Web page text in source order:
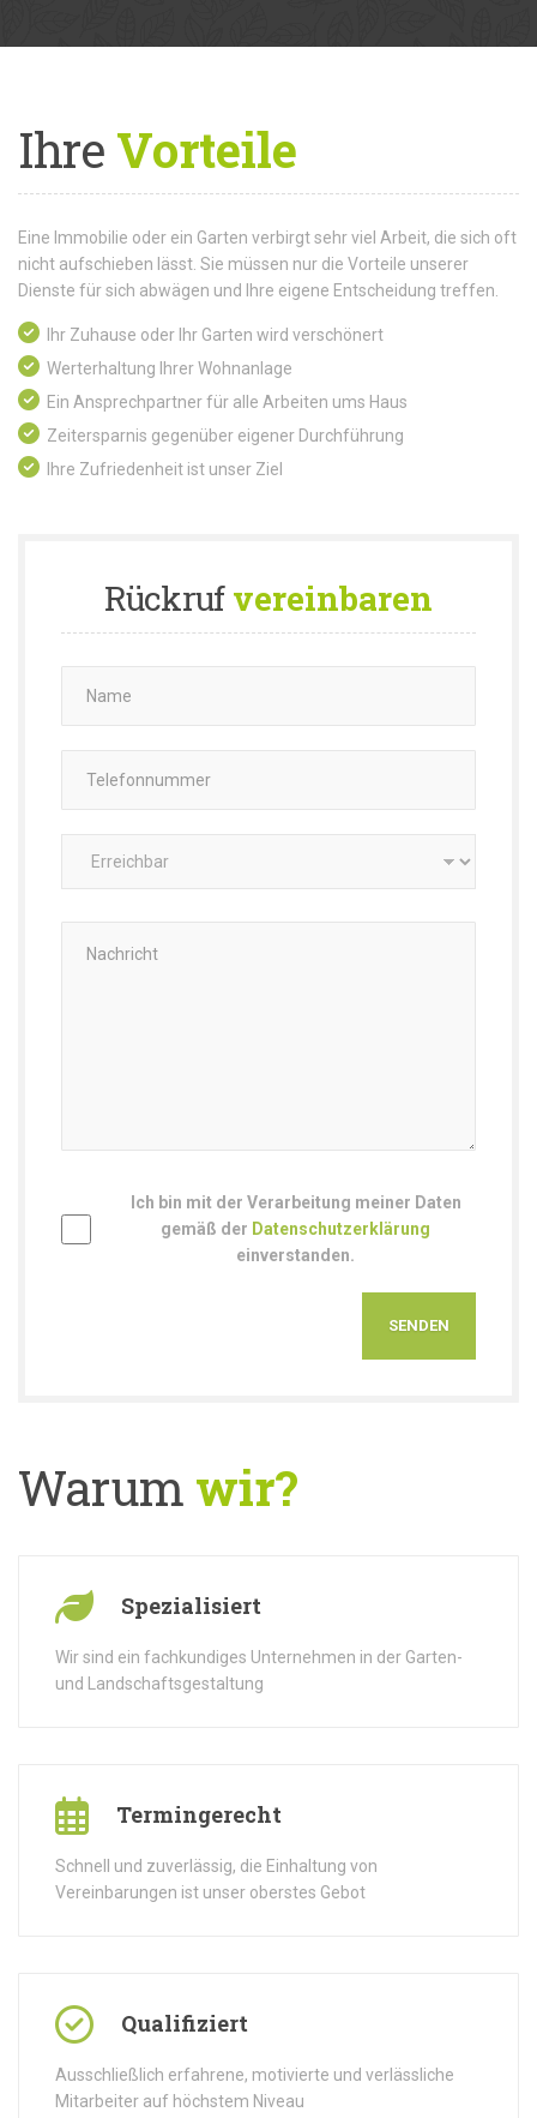
IhreVorteile
Eine Immobilie oder ein Garten verbirgt sehr viel Arbeit, die sich oft
nicht aufschieben lässt. Sie müssen nur die Vorteile unserer
Dienste für sich abwägen und Ihre eigene Entscheidung treffen.
Ihr Zuhause oder Ihr Garten wird verschönert
Werterhaltung Ihrer Wohnanlage
Ein Ansprechpartner für alle Arbeiten ums Haus
Zeitersparnis gegenüber eigener Durchführung
Ihre Zufriedenheit ist unser Ziel
Rückrufvereinbaren
Ich bin mit der Verarbeitung meiner Daten
gemäß der Datenschutzerklärung
einverstanden.
Warum wir?
Spezialisiert
Wir sind ein fachkundiges Unternehmen in der Garten-
und Landschaftsgestaltung
Termingerecht
Schnell und zuverlässig, die Einhaltung von
Vereinbarungen ist unser oberstes Gebot
Qualifiziert
Ausschließlich erfahrene, motivierte und verlässliche
Mitarbeiter auf höchstem Niveau